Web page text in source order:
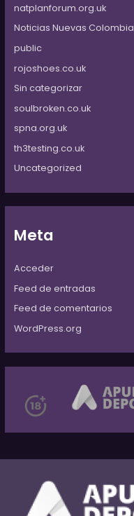
natplanforum.org.uk
Noticias Nuevas Colombia
public
rojoshoes.co.uk
Sin categorizar
soulbroken.co.uk
spna.org.uk
th3testing.co.uk
Uncategorized
Meta
Acceder
Feed de entradas
Feed de comentarios
WordPress.org